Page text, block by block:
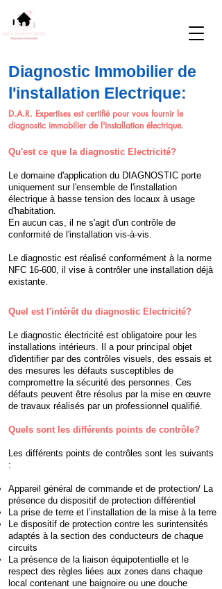
Diagnostic Immobilier de
l'installation Electrique:
D.A.R. Expertises est certifié pour vous fournir le
diagnostic immobilier de l'installation électrique.
Qu'est ce que la diagnostic Electricité?
Le domaine d'application du DIAGNOSTIC porte
uniquement sur l'ensemble de l'installation
électrique à basse tension des locaux à usage
d'habitation.
En aucun cas, il ne s'agit d'un contrôle de
conformité de l'installation vis-à-vis.
Le diagnostic est réalisé conformément à la norme
NFC 16-600, il vise à contrôler une installation déjà
existante.
Quel est l'intérêt du diagnostic Electricité?
​Le diagnostic électricité est obligatoire pour les
installations intérieurs. Il a pour principal objet
d'identifier par des contrôles visuels, des essais et
des mesures les défauts susceptibles de
compromettre la sécurité des personnes. Ces
défauts peuvent être résolus par la mise en œuvre
de travaux réalisés par un professionnel qualifié.
Quels sont les différents points de contrôle?
Les différents points de contrôles sont les suivants
:
Appareil général de commande et de protection/ La
présence du dispositif de protection différentiel
La prise de terre et l’installation de la mise à la terre
Le dispositif de protection contre les surintensités
adaptés à la section des conducteurs de chaque
circuits
La présence de la liaison équipotentielle et le
respect des règles liées aux zones dans chaque
local contenant une baignoire ou une douche